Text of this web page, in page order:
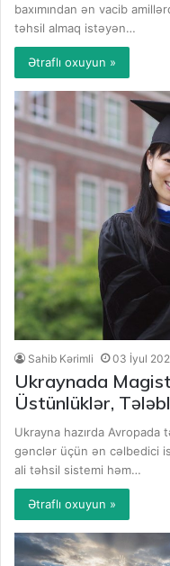
baxımından ən vacib
təhsil almaq istəyən…
Ətraflı oxuyun »
Sahib Kərimli 03 İyul
Ukraynada
Üstünlüklər,
Ukrayna hazırda Avropada
gənclər üçün ən cəlbedici
ali təhsil sistemi həm…
Ətraflı oxuyun »